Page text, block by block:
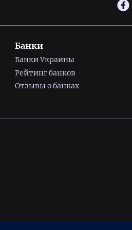
Банки
Банки Украины
Рейтинг банков
Отзывы о банках